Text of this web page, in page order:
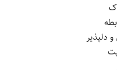
دلپذیر